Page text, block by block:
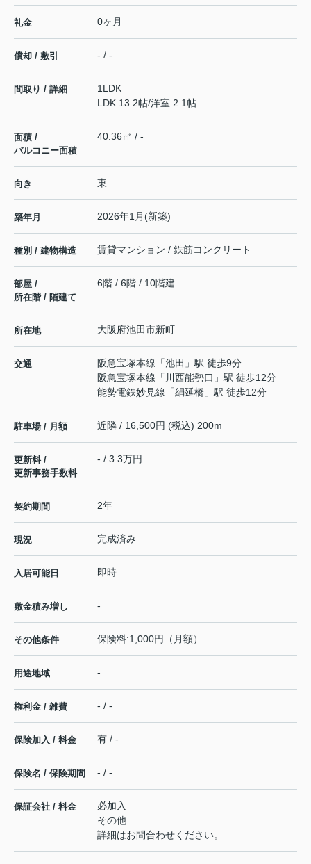
礼金 0ヶ月
償却 / 敷引 - / -
間取り / 詳細
1LDK
LDK 13.2帖/洋室 2.1帖
面積 /
バルコニー面積
40.36㎡ / -
向き 東
築年月 2026年1月(新築)
種別 / 建物構造 賃貸マンション / 鉄筋コンクリート
部屋 /
所在階 / 階建て
6階 / 6階 / 10階建
所在地 大阪府池田市新町
交通 阪急宝塚本線 「池田 」駅 徒歩9分
阪急宝塚本線 「 川西能勢口 」駅 徒歩12分
能勢電鉄妙見線 「絹延橋 」駅 徒歩12分
駐車場 / 月額 近隣 / 16,500円 (税込) 200m
更新料 /
更新事務手数料
- / 3.3万円
契約期間 2年
現況 完成済み
入居可能日 即時
敷金積み増し -
その他条件 保険料:1,000円（月額）
用途地域 -
権利金 / 雑費 - / -
保険加入 / 料金 有 / -
保険名 / 保険期間 - / -
保証会社 / 料金
必加入
その他
詳細はお問合わせください。